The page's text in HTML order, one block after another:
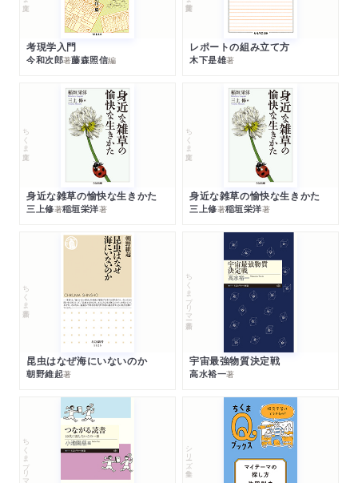
考現学入門
今和次郎著藤森照信編
レポートの組み立て方
木下是雄著
ちくま文庫
身近な雑草の愉快な生きかた
三上修著稲垣栄洋著
ちくま文庫
身近な雑草の愉快な生きかた
三上修著稲垣栄洋著
ちくま新書
昆虫はなぜ海にいないのか
朝野維起著
ちくまプリマー新書
宇宙最強物質決定戦
高水裕一著
ちくまプリマー新書 シリーズ・全集